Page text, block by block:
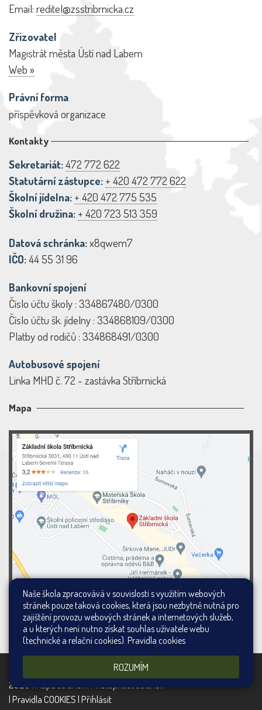
Email: reditel@zsstribrnicka.cz
Zřizovatel
Magistrát města Ústí nad Labem
Web »
Právní forma
příspěvková organizace
Kontakty
Sekretariát:472 772 622
Statutární zástupce: + 420 472 772 622
Školní jídelna: + 420 472 775 535
Školní družina: + 420 723 513 359
Datová schránka:x8qwem7
IČO:44 55 31 96
Bankovní spojení
Číslo účtu školy : 334867480/0300
Číslo účtu šk. jídelny : 334868109/0300
Platby od rodičů : 334868491/0300
Autobusové spojení
Linka MHD č. 72 - zastávka Stříbrnická
Mapa
Všechna práva vyhrazena. Copyright ©
2026 |
|Pravidla COOKIES|Přihlásit
Naše škola zpracovává v souvislosti s využitím webových
stránek pouze taková cookies, která jsou nezbytně nutná pro
zajištění provozu webových stránek a internetových služeb,
a u kterých není nutno získat souhlas uživatele webu
(technické a relační cookies). Pravidla cookies
ROZUMÍM